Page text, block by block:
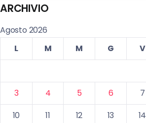
ARCHIVIO
Agosto 2026
L
M M G V
3
4 5 6 7
10
11 12 13 14